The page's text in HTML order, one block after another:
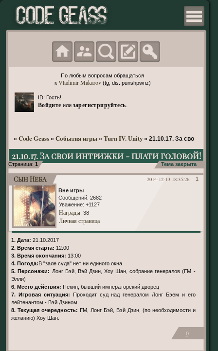
По любым вопросам обращаться
к Vladimir Makarov(tg, dis: punshpwnz)
ID: Гость!
Войдите или зарегистрируйтесь
» Code Geass » События игры » Turn IV. Unity » 21.10.17. За свои
21.10.17. За свои интрижки - плати головой!
Страница: 1 Тема закрыта
1
2014-12-13 18:35:26
Сын Неба
Вне игры
Сообщений: 2682
Уважение: +1127
Награды: 38
Личная страница
1. Дата: 21.10.2017
2. Время старта: 12:00
3. Время окончания: 13:00
4. Погода:В "зале суда" нет ни единого окна.
5. Персонажи: Лонг Бэй, Вэй Дзин, Хоу Шан, собрание генералов (ГМ -
Элли)
6. Место действия: Пекин, бывший императорский дворец
7. Игровая ситуация: Проходит суд над генералом Лонг Бэем и его
лейтенантом - Вэй Дзином.
8. Текущая очередность: ГМ, Лонг Бэй, Вэй Дзин, (по необходимости и
желанию) Хоу Шан.
0